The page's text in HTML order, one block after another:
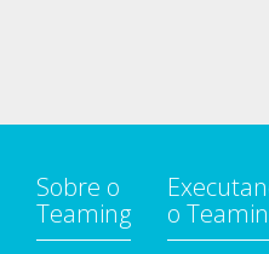
Sobre o
Teaming
o